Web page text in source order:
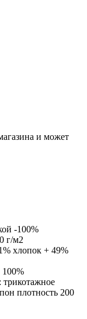
и может
-100%
г/м2
хлопок + 49%
100%
трикотажное
плотность 200